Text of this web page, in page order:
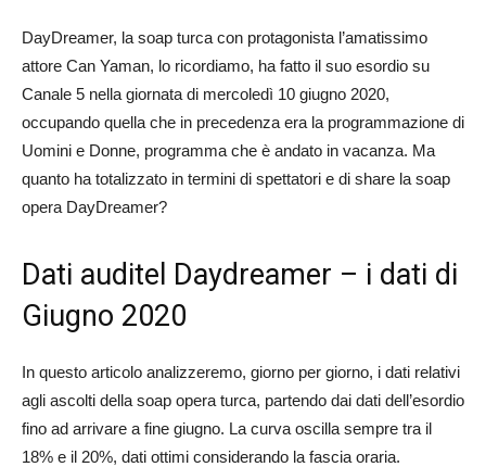
DayDreamer, la soap turca con protagonista l’amatissimo
attore Can Yaman, lo ricordiamo, ha fatto il suo esordio su
Canale 5 nella giornata di mercoledì 10 giugno 2020,
occupando quella che in precedenza era la programmazione di
Uomini e Donne, programma che è andato in vacanza. Ma
quanto ha totalizzato in termini di spettatori e di share la soap
opera DayDreamer?
Dati auditel Daydreamer – i dati di
Giugno 2020
In questo articolo analizzeremo, giorno per giorno, i dati relativi
agli ascolti della soap opera turca, partendo dai dati dell’esordio
fino ad arrivare a fine giugno. La curva oscilla sempre tra il
18% e il 20%, dati ottimi considerando la fascia oraria.